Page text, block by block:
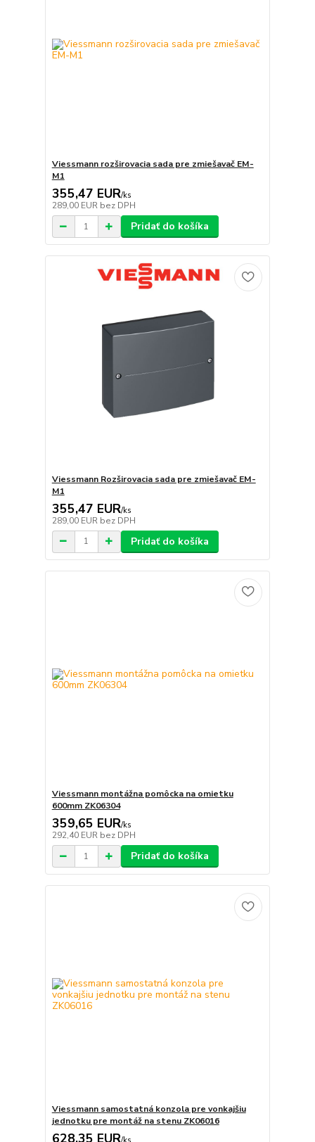
Viessmann rozširovacia sada pre zmiešavač EM-
M1
355,47 EUR/ks
289,00 EUR bez DPH
Pridať do košíka
Viessmann Rozširovacia sada pre zmiešavač EM-
M1
355,47 EUR/ks
289,00 EUR bez DPH
Pridať do košíka
Viessmann montážna pomôcka na omietku
600mm ZK06304
359,65 EUR/ks
292,40 EUR bez DPH
Pridať do košíka
Viessmann samostatná konzola pre vonkajšiu
jednotku pre montáž na stenu ZK06016
628,35 EUR